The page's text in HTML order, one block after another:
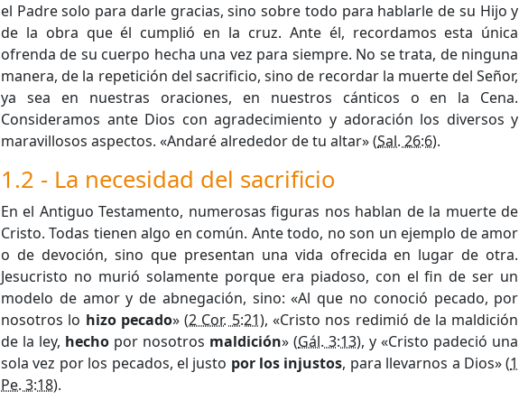
el Padre solo para darle gracias, sino sobre todo para hablarle de su Hijo y
de la obra que él cumplió en la cruz. Ante él, recordamos esta única
ofrenda de su cuerpo hecha una vez para siempre. No se trata, de ninguna
manera, de la repetición del sacrificio, sino de recordar la muerte del Señor,
ya sea en nuestras oraciones, en nuestros cánticos o en la Cena.
Consideramos ante Dios con agradecimiento y adoración los diversos y
maravillosos aspectos. «Andaré alrededor de tu altar» (Sal. 26:6).
1.2 - La necesidad del sacrificio
En el Antiguo Testamento, numerosas figuras nos hablan de la muerte de
Cristo. Todas tienen algo en común. Ante todo, no son un ejemplo de amor
o de devoción, sino que presentan una vida ofrecida en lugar de otra.
Jesucristo no murió solamente porque era piadoso, con el fin de ser un
modelo de amor y de abnegación, sino: «Al que no conoció pecado, por
nosotros lo hizo pecado» (2 Cor. 5:21), «Cristo nos redimió de la maldición
de la ley, hecho por nosotros maldición» (Gál. 3:13), y «Cristo padeció una
sola vez por los pecados, el justo por los injustos, para llevarnos a Dios» (1
Pe. 3:18).